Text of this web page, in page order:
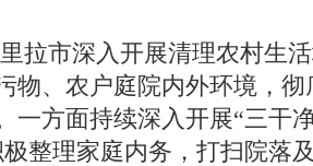
拉市深入开展清理农村生
物、农户庭院内外环境，
一方面持续深入开展“三干
整理家庭内务，打扫院落